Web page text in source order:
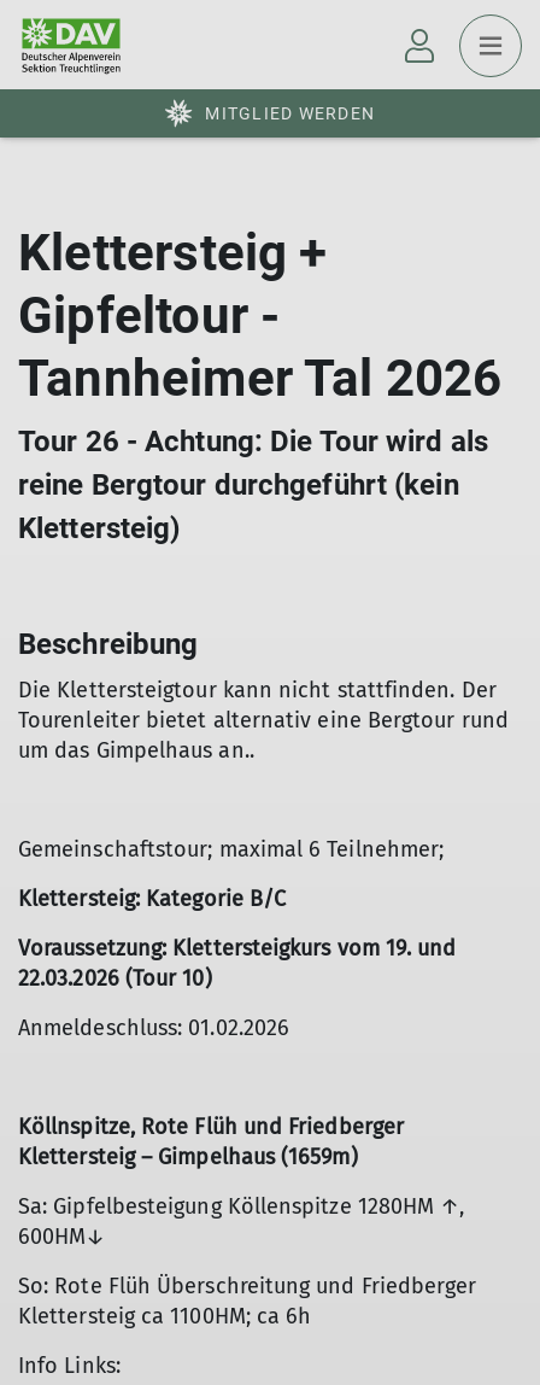
MITGLIED WERDEN
Klettersteig +
Gipfeltour -
Tannheimer Tal 2026
Tour 26 - Achtung: Die Tour wird als
reine Bergtour durchgeführt (kein
Klettersteig)
Beschreibung
Die Klettersteigtour kann nicht stattfinden. Der
Tourenleiter bietet alternativ eine Bergtour rund
um das Gimpelhaus an..
Gemeinschaftstour; maximal 6 Teilnehmer;
Klettersteig: Kategorie B/C
Voraussetzung: Klettersteigkurs vom 19. und
22.03.2026 (Tour 10)
Anmeldeschluss: 01.02.2026
Köllnspitze, Rote Flüh und Friedberger
Klettersteig – Gimpelhaus (1659m)
Sa: Gipfelbesteigung Köllenspitze 1280HM ↑,
600HM↓
So: Rote Flüh Überschreitung und Friedberger
Klettersteig ca 1100HM; ca 6h
Info Links: